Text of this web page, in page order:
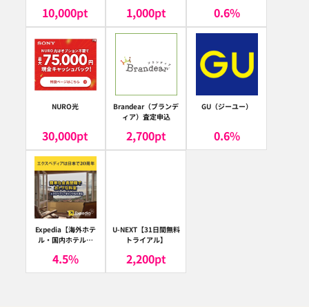
10,000pt 1,000pt 0.6%
NURO光
30,000pt
Brandear（ブランデ
ィア）査定申込
2,700pt
GU（ジーユー）
0.6%
Expedia【海外ホテ
ル・国内ホテル予
ア）
4.5%
U-NEXT【31日間無料
トライアル】
2,200pt